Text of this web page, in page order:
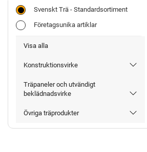
Svenskt Trä - Standardsortiment
Företagsunika artiklar
Visa alla
Konstruktionsvirke
Träpaneler och utvändigt
beklädnadsvirke
Övriga träprodukter